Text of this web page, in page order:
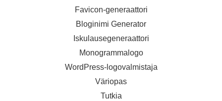
Favicon-generaattori
Bloginimi Generator
Iskulausegeneraattori
Monogrammalogo
WordPress-logovalmistaja
Väriopas
Tutkia